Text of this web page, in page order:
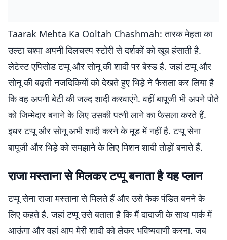
Taarak Mehta Ka Ooltah Chashmah: तारक मेहता का
उल्टा चश्मा अपनी दिलचस्प स्टोरी से दर्शकों को खूब हंसाती है.
लेटेस्ट एपिसोड टप्पू और सोनू की शादी पर बेस्ड है. जहां टप्पू और
सोनू की बढ़ती नजदिकियों को देखते हुए भिड़े ने फैसला कर लिया है
कि वह अपनी बेटी की जल्द शादी करवाएंगे. वहीं बापूजी भी अपने पोते
को जिम्मेदार बनाने के लिए उसकी पत्नी लाने का फैसला करते हैं.
इधर टप्पू और सोनू अभी शादी करने के मूड में नहीं है. टप्पू सेना
बापूजी और भिड़े को समझाने के लिए मिशन शादी तोड़ों बनाते हैं.
राजा मस्ताना से मिलकर टप्पू बनाता है यह प्लान
टप्पू सेना राजा मस्ताना से मिलते हैं और उसे फेक पंडित बनने के
लिए कहते है. जहां टप्पू उसे बताता है कि मैं दादाजी के साथ पार्क में
आऊंगा और वहां आप मेरी शादी को लेकर भविष्यवाणी करना. जब